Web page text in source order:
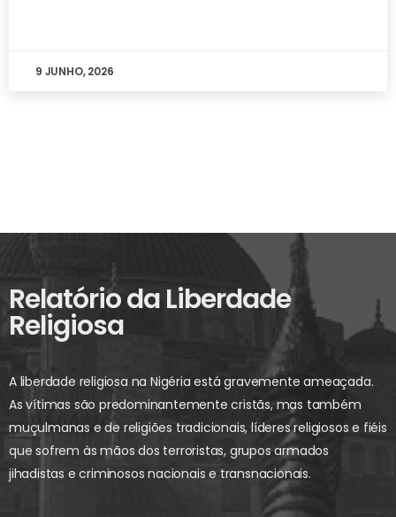
9 JUNHO, 2026
Relatório da Liberdade
Religiosa
A liberdade religiosa na Nigéria está gravemente ameaçada.
As vítimas são predominantemente cristãs, mas também
muçulmanas e de religiões tradicionais, líderes religiosos e fiéis
que sofrem às mãos dos terroristas, grupos armados
jihadistas e criminosos nacionais e transnacionais.